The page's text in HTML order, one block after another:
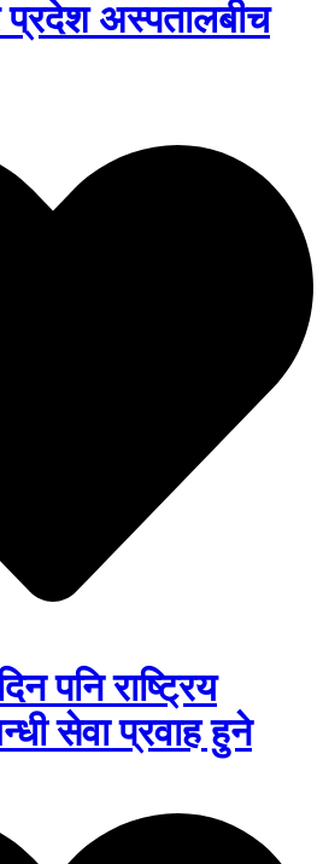
प्रदेश अस्पतालबीच
पनि राष्ट्रिय
सेवा प्रवाह हुने